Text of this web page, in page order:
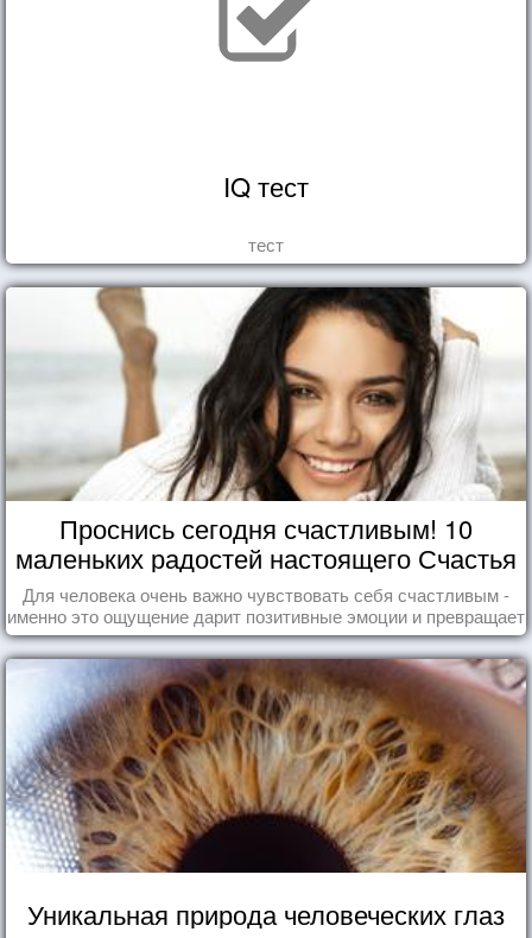
IQ тест
тест
Проснись сегодня счастливым! 10
маленьких радостей настоящего Счастья
Для человека очень важно чувствовать себя счастливым -
именно это ощущение дарит позитивные эмоции и превращает
каждый день в маленький праздник.
Уникальная природа человеческих глаз